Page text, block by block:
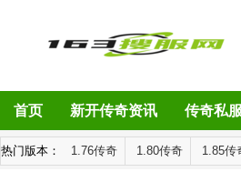
首页 新开传奇资讯 传奇私
热门版本： 1.76传奇 1.80传奇 1.85传